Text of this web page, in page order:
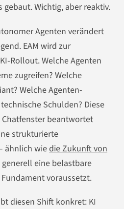
Wichtig, aber reaktiv.
Agenten verändert
EAM wird zur
Rollout. Welche Agenten
zugreifen? Welche
Welche Agenten-
Schulden? Diese
beantwortet
strukturierte
ähnlich wie die Zukunft von
generell eine belastbare
voraussetzt.
diesen Shift konkret: KI